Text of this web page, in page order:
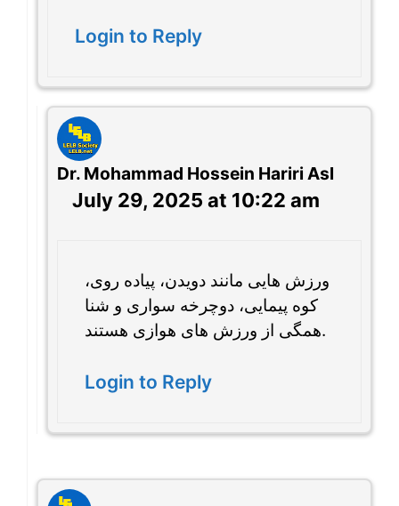
Login to Reply
Dr. Mohammad Hossein Hariri Asl
July 29, 2025 at 10:22 am
ورزش هایی مانند دویدن، پیاده روی،
کوه پیمایی، دوچرخه سواری و شنا
همگی از ورزش های هوازی هستند.
Login to Reply